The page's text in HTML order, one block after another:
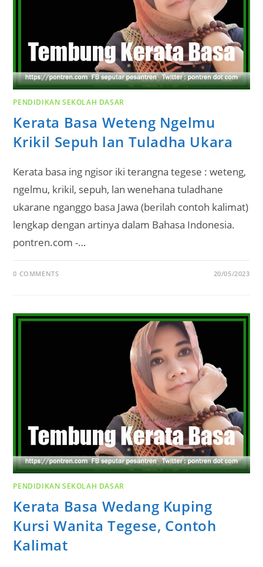
PENDIDIKAN SEKOLAH DASAR
Kerata Basa Weteng Ngelmu
Krikil Sepuh lan Tuladha Ukara
Kerata basa ing ngisor iki terangna tegese : weteng,
ngelmu, krikil, sepuh, lan wenehana tuladhane
ukarane nganggo basa Jawa (berilah contoh kalimat)
lengkap dengan artinya dalam Bahasa Indonesia.
pontren.com -…
0 COMMENTS 20/05/2023
PENDIDIKAN SEKOLAH DASAR
Kerata Basa Wedang Kuping
Kursi Wanita Tegese, Contoh
Kalimat